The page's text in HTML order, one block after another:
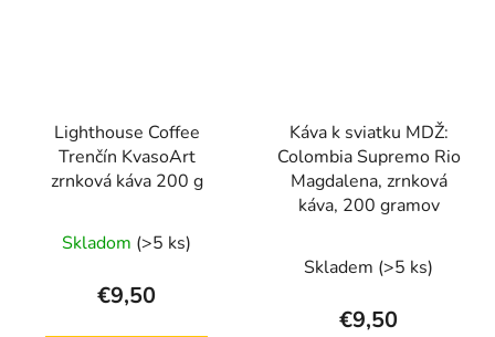
Lighthouse Coffee
Trenčín KvasoArt
zrnková káva 200 g
Skladom (>5 ks)
€9,50
Káva k sviatku MDŽ:
Colombia Supremo Rio
Magdalena, zrnková
káva, 200 gramov
Skladem (>5 ks)
€9,50